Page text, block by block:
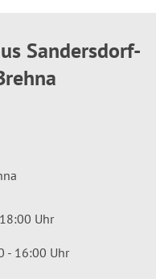
Sandersdorf-
Uhr
- 16:00 Uhr